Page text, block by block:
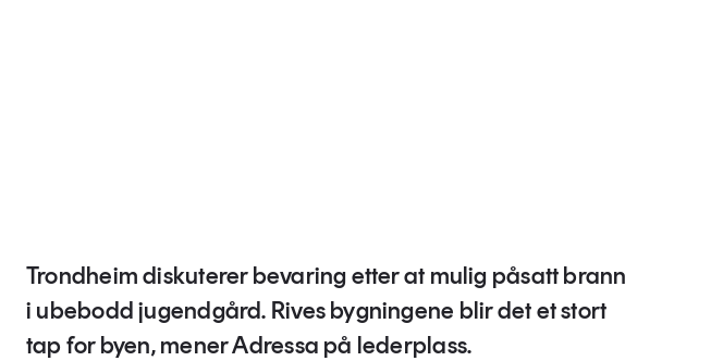
Trondheim diskuterer bevaring etter at mulig påsatt brann
i ubebodd jugendgård. Rives bygningene blir det et stort
tap for byen, mener Adressa på lederplass.